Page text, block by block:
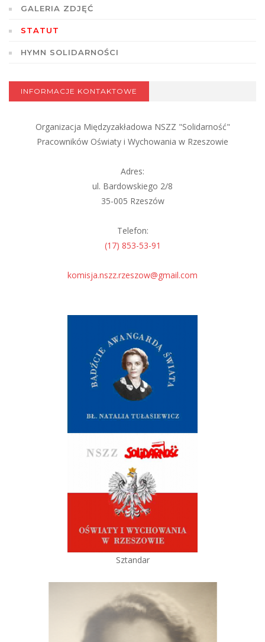
GALERIA ZDJĘĆ
STATUT
HYMN SOLIDARNOŚCI
INFORMACJE KONTAKTOWE
Organizacja Międzyzakładowa NSZZ "Solidarność"
Pracowników Oświaty i Wychowania w Rzeszowie
Adres:
ul. Bardowskiego 2/8
35-005 Rzeszów
Telefon:
(17) 853-53-91
komisja.nszz.rzeszow@gmail.com
Sztandar